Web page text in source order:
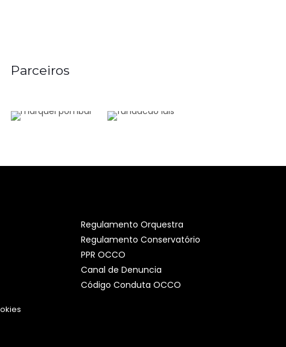
Parceiros
Regulamento Orquestra
Regulamento Conservatório
PPR OCCO
Canal de Denuncia
Código Conduta OCCO